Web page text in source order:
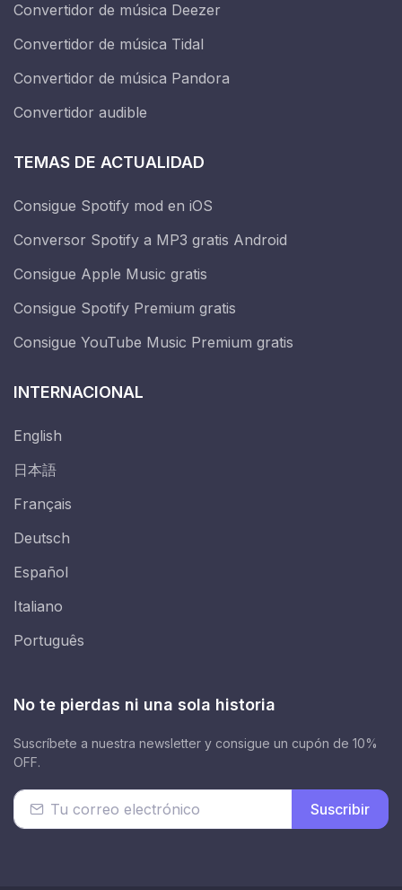
Convertidor de música Deezer
Convertidor de música Tidal
Convertidor de música Pandora
Convertidor audible
TEMAS DE ACTUALIDAD
Consigue Spotify mod en iOS
Conversor Spotify a MP3 gratis Android
Consigue Apple Music gratis
Consigue Spotify Premium gratis
Consigue YouTube Music Premium gratis
INTERNACIONAL
English
日本語
Français
Deutsch
Español
Italiano
Português
No te pierdas ni una sola historia
Suscríbete a nuestra newsletter y consigue un cupón de 10%
OFF.
Suscribir